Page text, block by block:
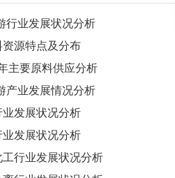
行业发展状况分析
源特点及分布
主要原料供应分析
产业发展情况分析
发展状况分析
发展状况分析
行业发展状况分析